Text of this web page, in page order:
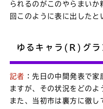
られるのがこのやらまい
回このように表に出したと
ゆるキャラ(R)グラ
記者 ：先日の中間発表で
ますが、その状況をどのよ
また、当初市は裏方に徹し